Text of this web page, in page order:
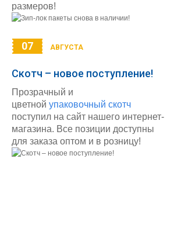
размеров!
07 АВГУСТА
Скотч – новое поступление!
Прозрачный и
цветной упаковочный скотч
поступил на сайт нашего интернет-
магазина. Все позиции доступны
для заказа оптом и в розницу!